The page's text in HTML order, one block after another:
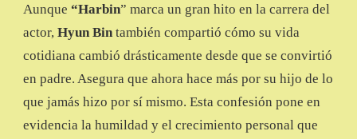
Aunque “Harbin” marca un gran hito en la carrera del
actor, Hyun Bin también compartió cómo su vida
cotidiana cambió drásticamente desde que se convirtió
en padre. Asegura que ahora hace más por su hijo de lo
que jamás hizo por sí mismo. Esta confesión pone en
evidencia la humildad y el crecimiento personal que